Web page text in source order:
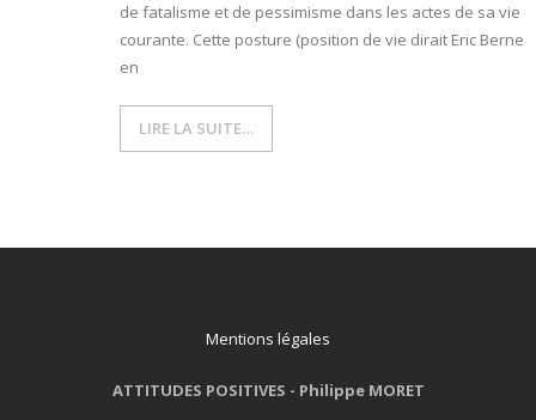
- Coaching
de fatalisme et de pessimisme dans les actes de sa vie
courante. Cette posture (position de vie dirait Eric Berne
en
LIRE LA SUITE…
Mentions légales
ATTITUDES POSITIVES - Philippe MORET